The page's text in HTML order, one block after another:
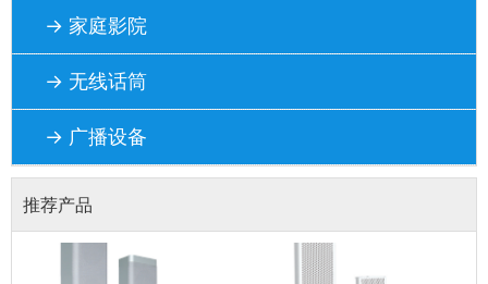
→ 家庭影院
→ 无线话筒
→ 广播设备
推荐产品